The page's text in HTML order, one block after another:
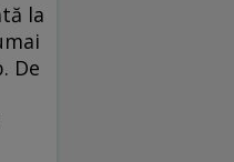
la
De